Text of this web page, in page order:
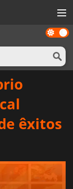
Dark
mode
êxitos